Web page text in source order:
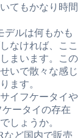
てもかなり時間
デルは何もかも
なければ、ここ
まいます。この
いで散々な感じ
ます。
イフケータイや
ータイの存在
しょうか。
など国内で販売